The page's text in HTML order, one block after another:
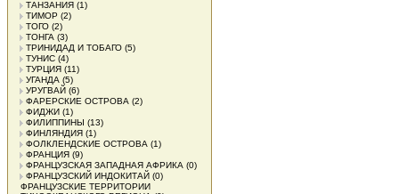
ТАНЗАНИЯ (1)
ТИМОР (2)
ТОГО (2)
ТОНГА (3)
ТРИНИДАД И ТОБАГО (5)
ТУНИС (4)
ТУРЦИЯ (11)
УГАНДА (5)
УРУГВАЙ (6)
ФАРЕРСКИЕ ОСТРОВА (2)
ФИДЖИ (1)
ФИЛИППИНЫ (13)
ФИНЛЯНДИЯ (1)
ФОЛКЛЕНДСКИЕ ОСТРОВА (1)
ФРАНЦИЯ (9)
ФРАНЦУЗСКАЯ ЗАПАДНАЯ АФРИКА (0)
ФРАНЦУЗСКИЙ ИНДОКИТАЙ (0)
ФРАНЦУЗСКИЕ ТЕРРИТОРИИ